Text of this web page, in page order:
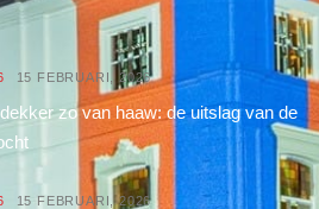
15 FEBRUARI, 2026
zo van haaw: de uitslag van de
15 FEBRUARI, 2026